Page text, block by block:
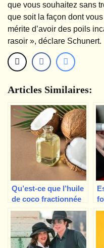
que vous souhaitez sans
que soit la façon dont
mérite d’avoir des poils
rasoir », déclare Schunert.
Articles Similaires:
Qu’est-ce que l’huile
de coco fractionnée
? Utilisation et
avantages